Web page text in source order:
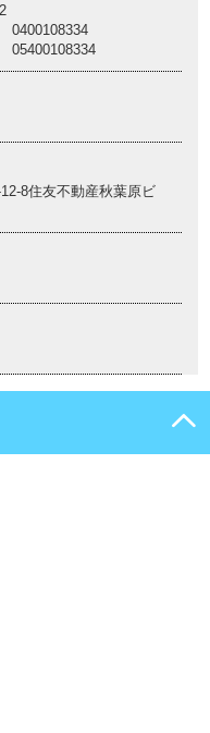
0400108334
05400108334
8住友不動産秋葉原ビ